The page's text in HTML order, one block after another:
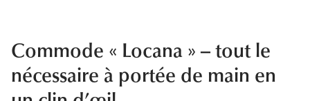
Commode « Locana » – tout le
nécessaire à portée de main en